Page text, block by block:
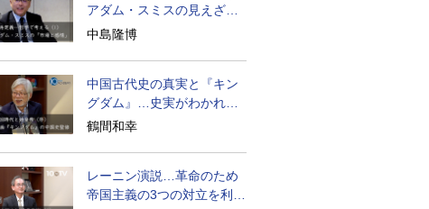
アダム・スミスの見えざる
手と道徳感情論
中島隆博
中国古代史の真実と『キン
グダム』…史実がわかれば
物語はもっと面白い
鶴間和幸
レーニン演説…革命のため
帝国主義の3つの対立を利用